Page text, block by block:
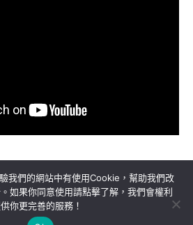
隱私權政策 聯絡我們
我們的網站中有使用Cookie，幫助我們改
如果你同意使用請點擊了解，我們會權利
你更完善的服務！